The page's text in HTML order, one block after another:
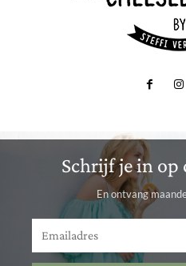
Schrijf je in
En ontvang